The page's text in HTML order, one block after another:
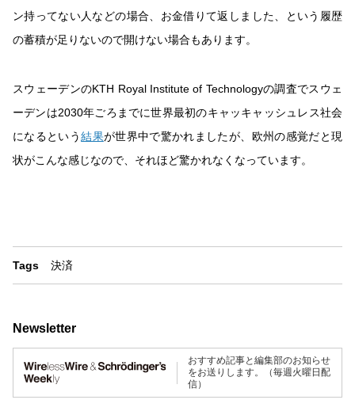
ン持ってない人などの場合、お金借りて返しました、という履歴
の蓄積が足りないので開けない場合もあります。
スウェーデンのKTH Royal Institute of Technologyの調査でスウェ
ーデンは2030年ごろまでに世界最初のキャッキャッシュレス社会
になるという結果が世界中で驚かれましたが、欧州の感覚だと現
状がこんな感じなので、それほど驚かれなくなっています。
Tags 決済
Newsletter
おすすめ記事と編集部のお知らせ
をお送りします。（毎週火曜日配
信）